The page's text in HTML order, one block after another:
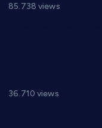
85.738 views
36.710 views